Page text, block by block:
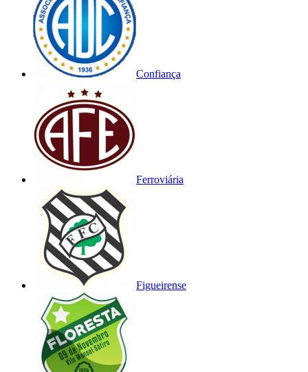
Confiança
Ferroviária
Figueirense